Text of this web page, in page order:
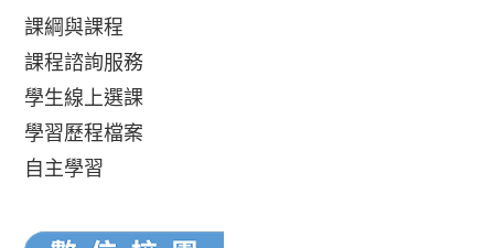
課綱與課程
課程諮詢服務
學生線上選課
學習歷程檔案
自主學習